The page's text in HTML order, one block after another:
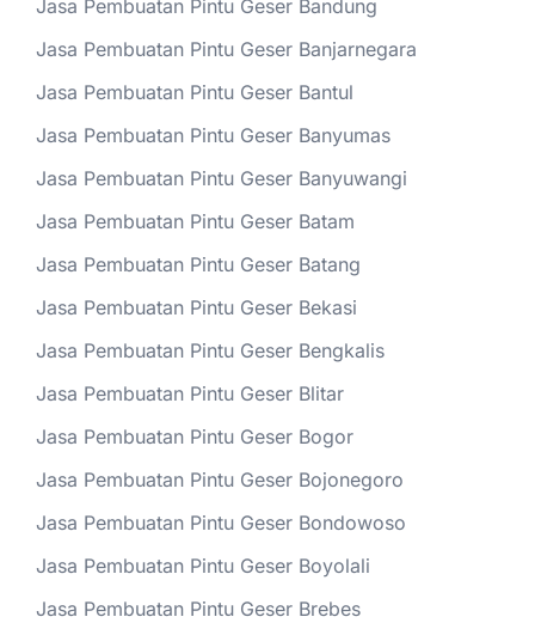
Jasa Pembuatan Pintu Geser Bandung
Jasa Pembuatan Pintu Geser Banjarnegara
Jasa Pembuatan Pintu Geser Bantul
Jasa Pembuatan Pintu Geser Banyumas
Jasa Pembuatan Pintu Geser Banyuwangi
Jasa Pembuatan Pintu Geser Batam
Jasa Pembuatan Pintu Geser Batang
Jasa Pembuatan Pintu Geser Bekasi
Jasa Pembuatan Pintu Geser Bengkalis
Jasa Pembuatan Pintu Geser Blitar
Jasa Pembuatan Pintu Geser Bogor
Jasa Pembuatan Pintu Geser Bojonegoro
Jasa Pembuatan Pintu Geser Bondowoso
Jasa Pembuatan Pintu Geser Boyolali
Jasa Pembuatan Pintu Geser Brebes